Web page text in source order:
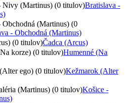
Nivy (Martinus) (0 titulov)Bratislava -
Obchodná (Martinus) (0
- Obchodná (Martinus)
(0 titulov)Čadca (Arcus)
korze) (0 titulov)Humenné (Na
ego) (0 titulov)Kežmarok (Alter
(Martinus) (0 titulov)Košice -